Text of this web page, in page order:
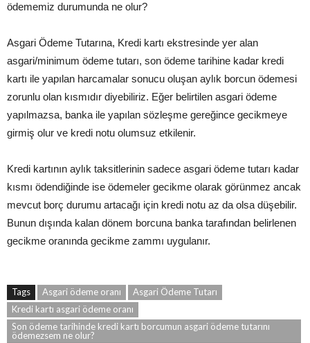
ödememiz durumunda ne olur?
Asgari Ödeme Tutarına, Kredi kartı ekstresinde yer alan
asgari/minimum ödeme tutarı, son ödeme tarihine kadar kredi
kartı ile yapılan harcamalar sonucu oluşan aylık borcun ödemesi
zorunlu olan kısmıdır diyebiliriz. Eğer belirtilen asgari ödeme
yapılmazsa, banka ile yapılan sözleşme gereğince gecikmeye
girmiş olur ve kredi notu olumsuz etkilenir.
Kredi kartının aylık taksitlerinin sadece asgari ödeme tutarı kadar
kısmı ödendiğinde ise ödemeler gecikme olarak görünmez ancak
mevcut borç durumu artacağı için kredi notu az da olsa düşebilir.
Bunun dışında kalan dönem borcuna banka tarafından belirlenen
gecikme oranında gecikme zammı uygulanır.
Tags Asgari ödeme oranı
Asgari Ödeme Tutarı
Kredi kartı asgari ödeme oranı
Son ödeme tarihinde kredi kartı borcumun asgari ödeme tutarını
ödemezsem ne olur?